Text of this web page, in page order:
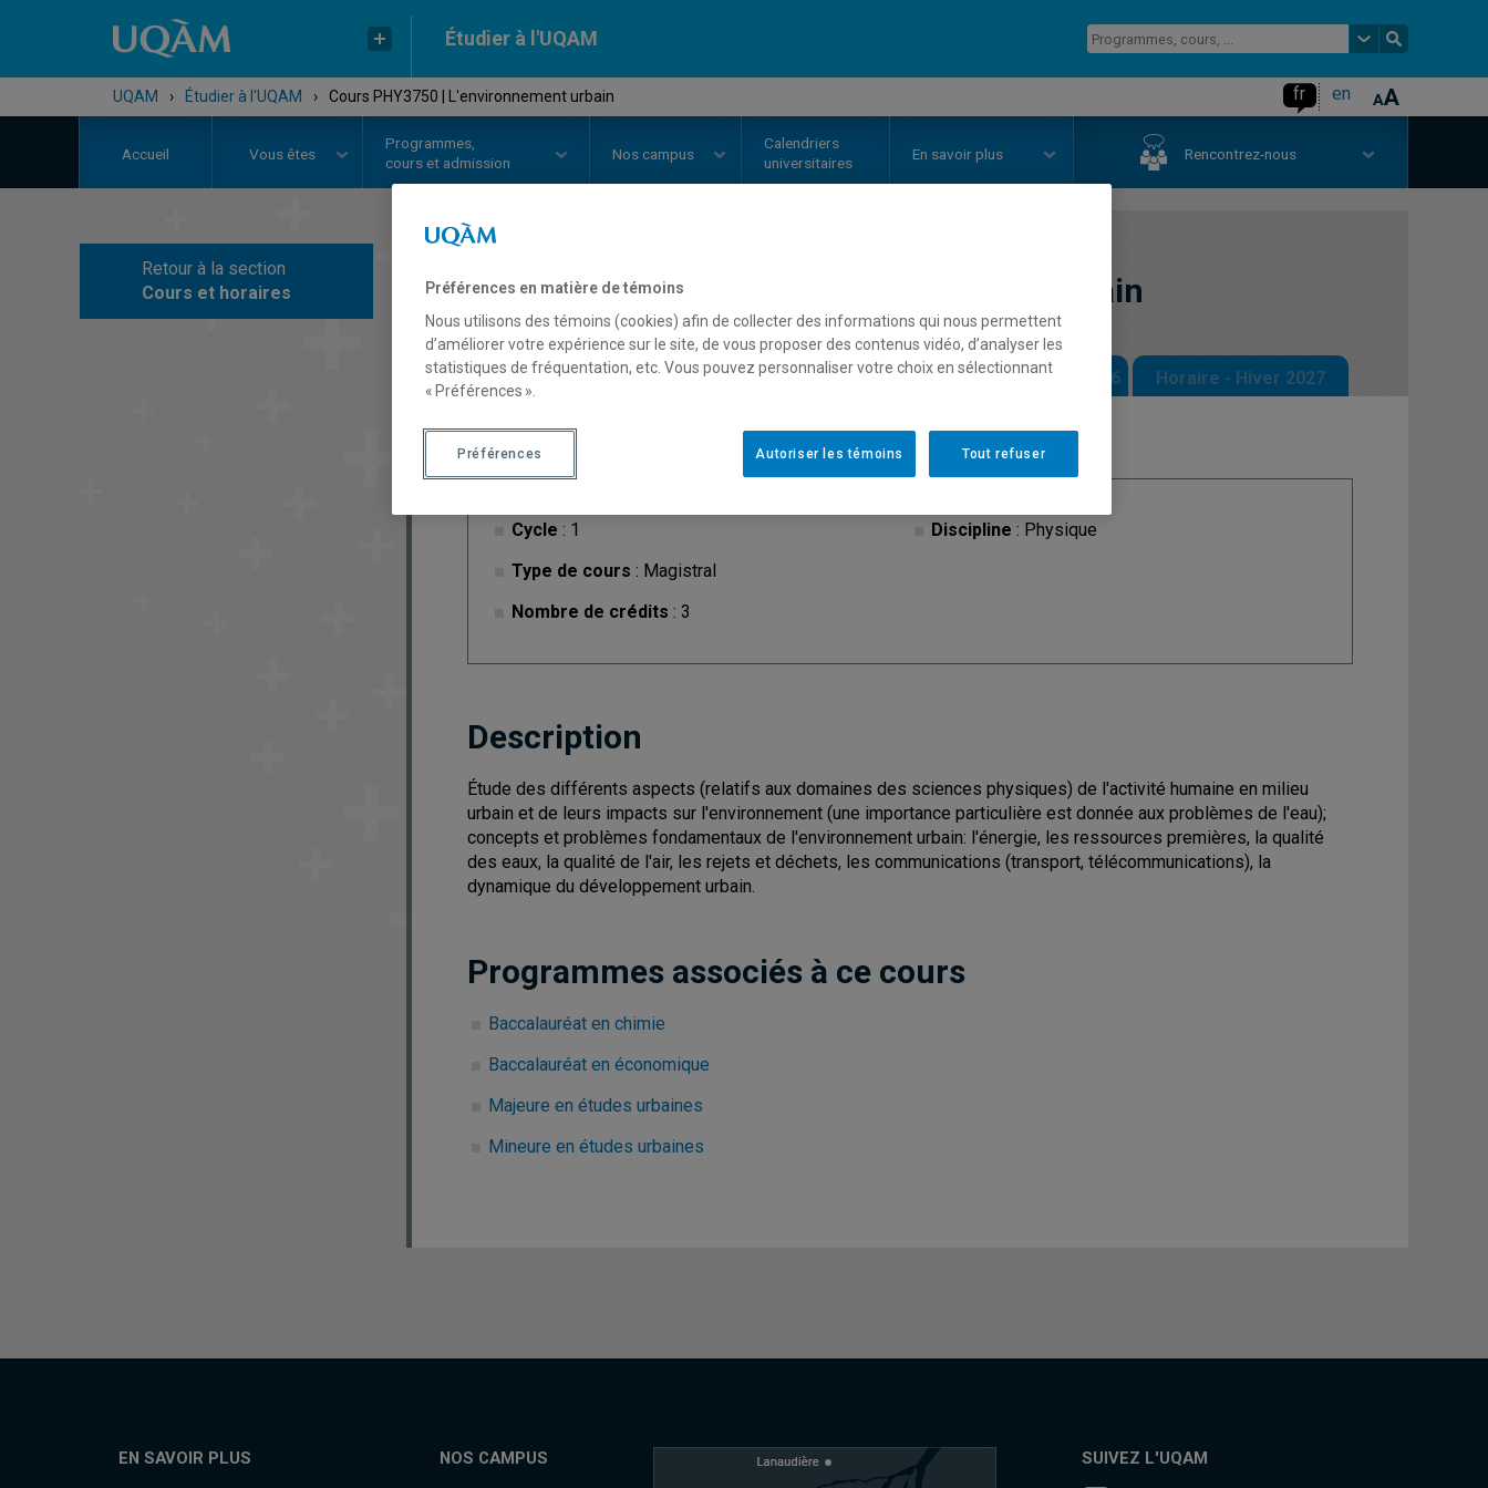
Étudier à l'UQAM
UQAM › Étudier à l'UQAM › Cours PHY3750 | L'environnement urbain fr en
Accueil Vous êtes
Programmes,
cours et admission
Nos campus
Calendriers
universitaires
En savoir plus Rencontrez-nous
Retour à la section
Cours et horaires
COURS// PHY3750 L'environnement urbain
Description Horaire - Été 2026 Horaire - Automne 2026 Horaire - Hiver 2027
Cycle : 1
Type de cours : Magistral
Nombre de crédits : 3
Discipline : Physique
Description
Étude des différents aspects (relatifs aux domaines des sciences physiques) de l'activité humaine en milieu
urbain et de leurs impacts sur l'environnement (une importance particulière est donnée aux problèmes de l'eau);
concepts et problèmes fondamentaux de l'environnement urbain: l'énergie, les ressources premières, la qualité
des eaux, la qualité de l'air, les rejets et déchets, les communications (transport, télécommunications), la
dynamique du développement urbain.
Programmes associés à ce cours
Baccalauréat en chimie
Baccalauréat en économique
Majeure en études urbaines
Mineure en études urbaines
EN SAVOIR PLUS NOS CAMPUS SUIVEZ L'UQAM
Préférences en matière de témoins
Nous utilisons des témoins (cookies) afin de collecter des informations qui nous permettent
d’améliorer votre expérience sur le site, de vous proposer des contenus vidéo, d’analyser les
statistiques de fréquentation, etc. Vous pouvez personnaliser votre choix en sélectionnant
« Préférences ».
Tout refuser
Autoriser les témoins
Préférences